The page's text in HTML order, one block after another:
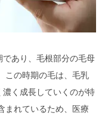
あり、毛根部分の毛母
この時期の毛は、毛乳
く成長していくのが特
まれているため、医療